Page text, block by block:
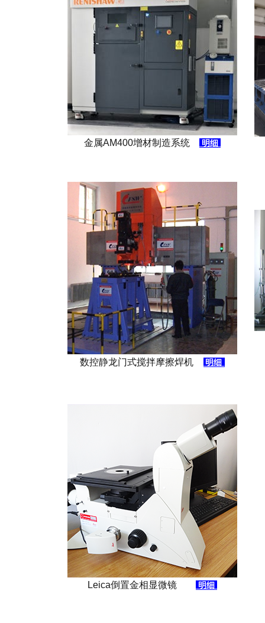
金属AM400增材制造系统 明细
数控静龙门式搅拌摩擦焊机 明细
Leica倒置金相显微镜 明细